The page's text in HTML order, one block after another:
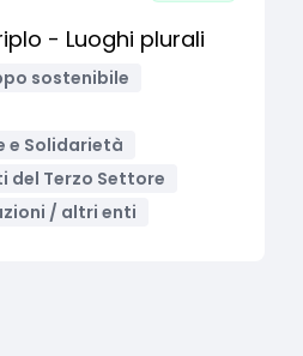
- Luoghi plurali
sostenibile
e Solidarietà
del Terzo Settore
/ altri enti